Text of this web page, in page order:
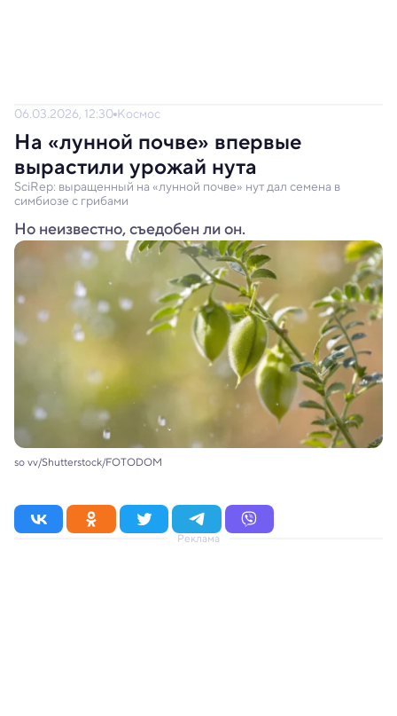
06.03.2026, 12:30 Космос
На «лунной почве» впервые
вырастили урожай нута
SciRep: выращенный на «лунной почве» нут дал семена в
симбиозе с грибами
Но неизвестно, съедобен ли он.
so vv/Shutterstock/FOTODOM
Реклама